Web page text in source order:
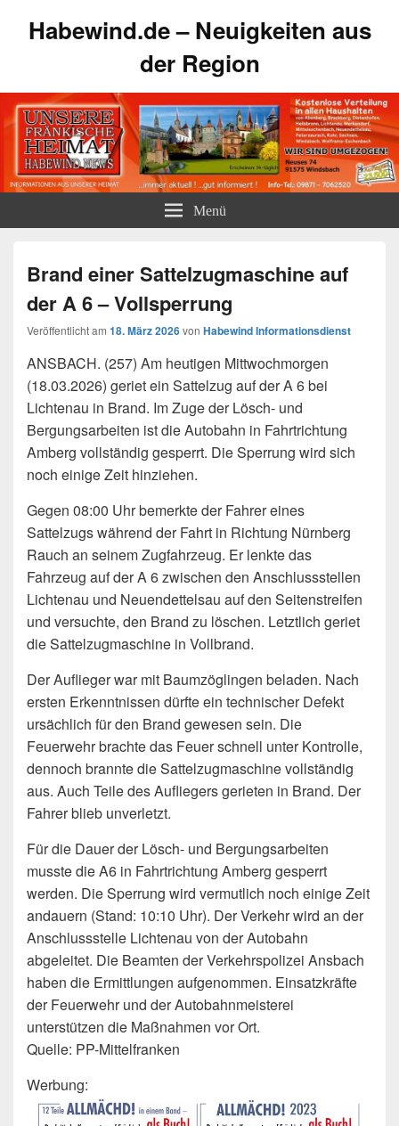
Habewind.de – Neuigkeiten aus
der Region
Menü
Brand einer Sattelzugmaschine auf
der A 6 – Vollsperrung
Veröffentlicht am 18. März 2026von Habewind Informationsdienst
ANSBACH. (257) Am heutigen Mittwochmorgen
(18.03.2026) geriet ein Sattelzug auf der A 6 bei
Lichtenau in Brand. Im Zuge der Lösch- und
Bergungsarbeiten ist die Autobahn in Fahrtrichtung
Amberg vollständig gesperrt. Die Sperrung wird sich
noch einige Zeit hinziehen.
Gegen 08:00 Uhr bemerkte der Fahrer eines
Sattelzugs während der Fahrt in Richtung Nürnberg
Rauch an seinem Zugfahrzeug. Er lenkte das
Fahrzeug auf der A 6 zwischen den Anschlussstellen
Lichtenau und Neuendettelsau auf den Seitenstreifen
und versuchte, den Brand zu löschen. Letztlich geriet
die Sattelzugmaschine in Vollbrand.
Der Auflieger war mit Baumzöglingen beladen. Nach
ersten Erkenntnissen dürfte ein technischer Defekt
ursächlich für den Brand gewesen sein. Die
Feuerwehr brachte das Feuer schnell unter Kontrolle,
dennoch brannte die Sattelzugmaschine vollständig
aus. Auch Teile des Aufliegers gerieten in Brand. Der
Fahrer blieb unverletzt.
Für die Dauer der Lösch- und Bergungsarbeiten
musste die A6 in Fahrtrichtung Amberg gesperrt
werden. Die Sperrung wird vermutlich noch einige Zeit
andauern (Stand: 10:10 Uhr). Der Verkehr wird an der
Anschlussstelle Lichtenau von der Autobahn
abgeleitet. Die Beamten der Verkehrspolizei Ansbach
haben die Ermittlungen aufgenommen. Einsatzkräfte
der Feuerwehr und der Autobahnmeisterei
unterstützen die Maßnahmen vor Ort.
Quelle: PP-Mittelfranken
Werbung: